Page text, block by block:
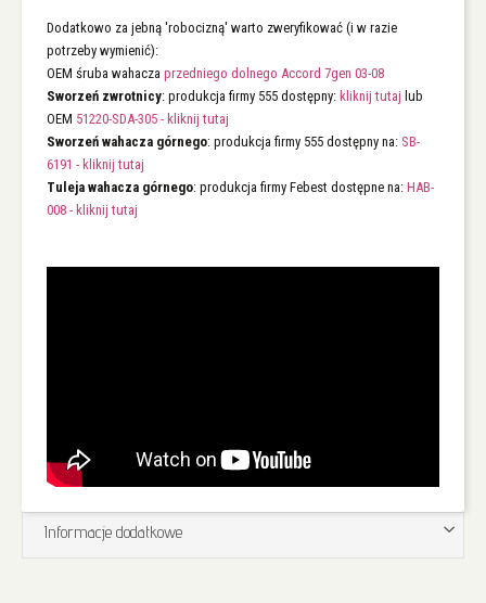
Dodatkowo za jebną 'robocizną' warto zweryfikować (i w razie
potrzeby wymienić):
OEM śruba wahacza przedniego dolnego Accord 7gen 03-08
Sworzeń zwrotnicy: produkcja firmy 555 dostępny: kliknij tutaj lub
OEM 51220-SDA-305 - kliknij tutaj
Sworzeń wahacza górnego: produkcja firmy 555 dostępny na: SB-
6191 - kliknij tutaj
Tuleja wahacza górnego: produkcja firmy Febest dostępne na: HAB-
008 - kliknij tutaj
Informacje dodatkowe